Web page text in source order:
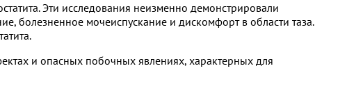
Эти исследования неизменно демонстрировали
болезненное мочеиспускание и дискомфорт в области таза.
и опасных побочных явлениях, характерных для